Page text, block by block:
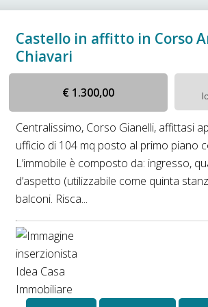
Castello in affitto in Corso
Chiavari
€ 1.300,00
Centralissimo, Corso Gianelli, affittasi
ufficio di 104 mq posto al primo piano
L’immobile è composto da: ingresso,
d’aspetto (utilizzabile come quinta
balconi. Risca...